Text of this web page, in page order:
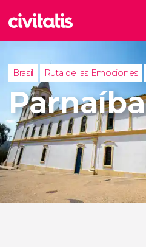
Brasil Ruta de las Emociones
Parnaíba